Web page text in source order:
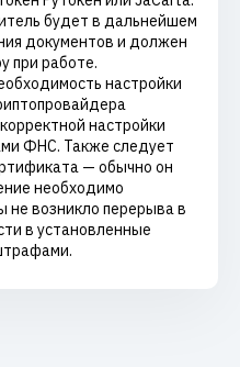
будет в дальнейшем
документов и должен
при работе.
настройки
настройки
ФНС. Также следует
— обычно он
необходимо
не возникло перерыва в
в установленные